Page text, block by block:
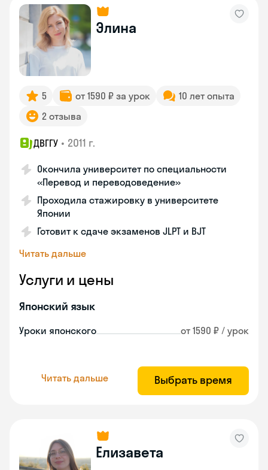
Элина
5 от 1590 ₽ за урок
10 лет опыта
2 отзыва
ДВГГУ • 2011 г.
Окончила университет по специальности
«Перевод и переводоведение»
Проходила стажировку в университете
Японии
Готовит к сдаче экзаменов JLPT и BJT
Читать дальше
Услуги и цены
Японский язык
Уроки японского от 1590 ₽ / урок
Читать дальше Выбрать время
Елизавета